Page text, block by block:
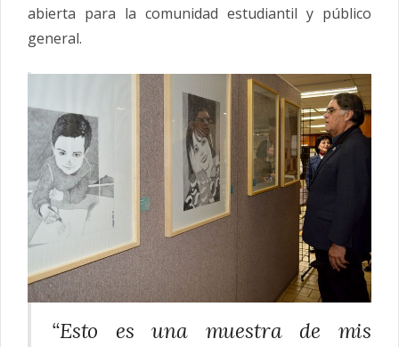
abierta para la comunidad estudiantil y público
general.
“Esto es una muestra de mis